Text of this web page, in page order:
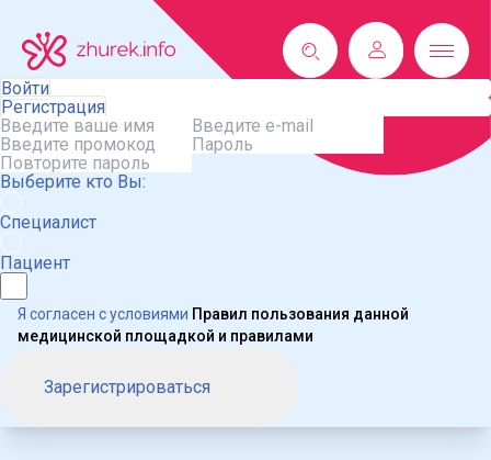
Войти
Регистрация
Выберите кто Вы:
Специалист
Пациент
Я согласен с условиями Правил пользования данной
медицинской площадкой и правилами
Зарегистрироваться